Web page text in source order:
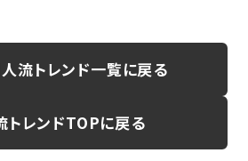
流トレンド一覧に戻る
トレンドTOPに戻る